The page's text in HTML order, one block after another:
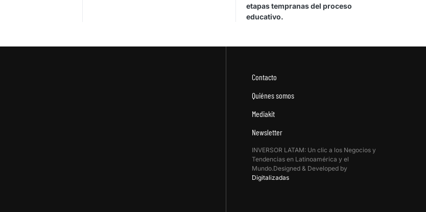
etapas tempranas del proceso
educativo.
Contacto
Quiénes somos
Mediakit
Newsletter
INVERSOR LATAM: Un clic a los Negocios y
Tendencias en Latinoamérica y el
Mundo.Designed & Developed by
Digitalizadas